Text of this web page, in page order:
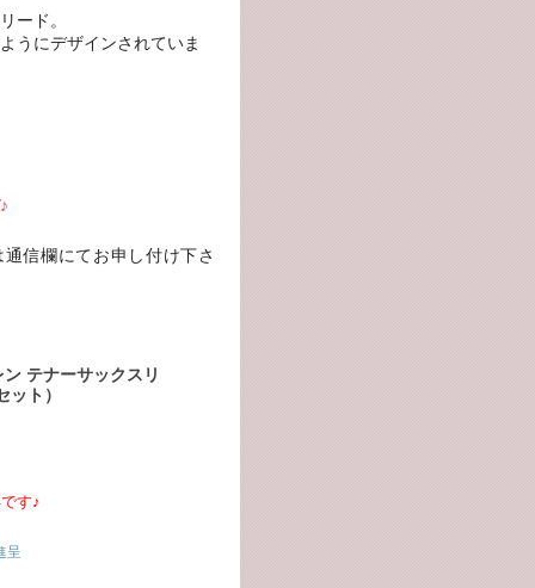
ード。
うにデザインされていま
信欄にてお申し付け下さ
テナーサックスリ
ト）
す♪
呈